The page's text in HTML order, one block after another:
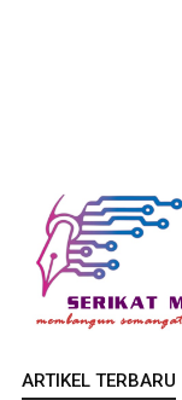
ARTIKEL TERBARU